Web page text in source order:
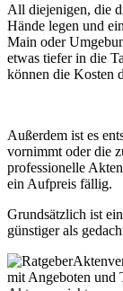
All diejenigen, die
Hände legen und
Main oder
etwas tiefer in die
können die Kosten
Außerdem ist es
vornimmt oder die
professionelle
ein Aufpreis fällig.
Grundsätzlich ist
günstiger als
mit Angeboten und